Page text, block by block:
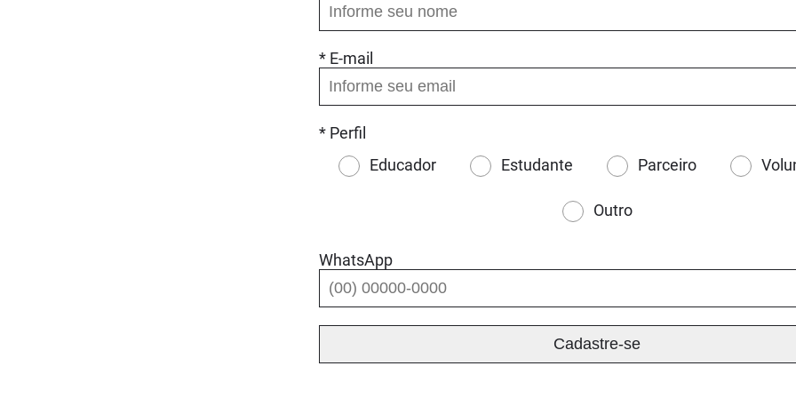
* E-mail
* Perfil
Educador
Estudante Parceiro
Outro
WhatsApp